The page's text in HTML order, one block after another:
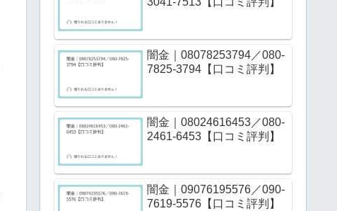
闇金｜08078253794／080-
7825-3794【口コミ評判】
闇金｜08024616453／080-
2461-6453【口コミ評判】
闇金｜09076195576／090-
7619-5576【口コミ評判】